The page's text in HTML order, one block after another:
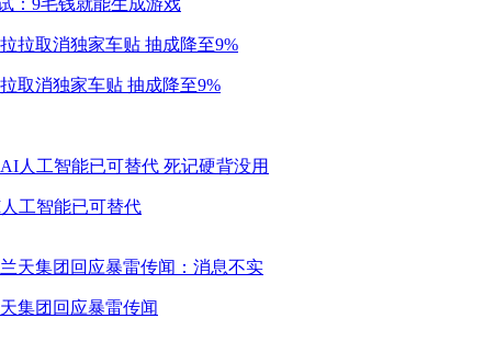
取消独家车贴 抽成降至9%
工智能已可替代
集团回应暴雷传闻